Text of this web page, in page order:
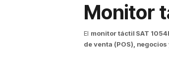
Monitor
El monitor táctil SAT
de venta (POS),